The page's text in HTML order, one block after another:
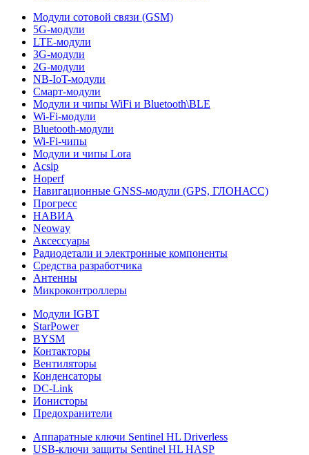
Модули сотовой связи (GSM)
5G-модули
LTE-модули
3G-модули
2G-модули
NB-IoT-модули
Смарт-модули
Модули и чипы WiFi и Bluetooth\BLE
Wi-Fi-модули
Bluetooth-модули
Wi-Fi-чипы
Модули и чипы Lora
Acsip
Hoperf
Навигационные GNSS-модули (GPS, ГЛОНАСС)
Прогресс
НАВИА
Neoway
Аксессуары
Радиодетали и электронные компоненты
Средства разработчика
Антенны
Микроконтроллеры
Модули IGBT
StarPower
BYSM
Контакторы
Вентиляторы
Конденсаторы
DC-Link
Ионисторы
Предохранители
Аппаратные ключи Sentinel HL Driverless
USB-ключи защиты Sentinel HL HASP